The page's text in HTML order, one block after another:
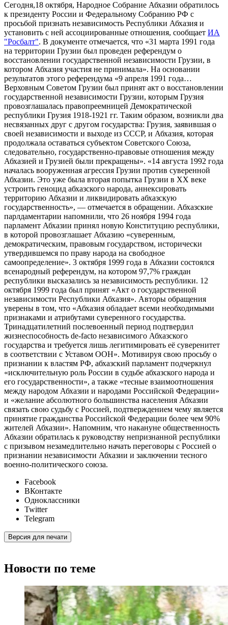
Сегодня,18 октября, Народное Собрание Абхазии обратилось
к президенту России и Федеральному Собранию РФ с
просьбой признать независимость Республики Абхазия и
установить с ней ассоциированные отношения, сообщает ИА
"Росбалт". В документе отмечается, что «31 марта 1991 года
на территории Грузии был проведен референдум о
восстановлении государственной независимости Грузии, в
котором Абхазия участия не принимала». На основании
результатов этого референдума «9 апреля 1991 года…
Верховным Советом Грузии был принят акт о восстановлении
государственной независимости Грузии, которым Грузия
провозглашалась правопреемницей Демократической
республики Грузия 1918-1921 гг. Таким образом, возникли два
несвязанных друг с другом государства: Грузия, заявившая о
своей независимости и выходе из СССР, и Абхазия, которая
продолжала оставаться субъектом Советского Союза,
следовательно, государственно-правовые отношения между
Абхазией и Грузией были прекращены». «14 августа 1992 года
началась вооруженная агрессия Грузии против суверенной
Абхазии. Это уже была вторая попытка Грузии в XX веке
устроить геноцид абхазского народа, аннексировать
территорию Абхазии и ликвидировать абхазскую
государственность», — отмечается в обращении. Абхазские
парлдаментарии напомнили, что 26 ноября 1994 года
парламент Абхазии принял новую Конституцию республики,
в которой провозглашает Абхазию «суверенным,
демократическим, правовым государством, исторически
утвердившемся по праву народа на свободное
самоопределение». 3 октября 1999 года в Абхазии состоялся
всенародный референдум, на котором 97,7% граждан
республики высказались за независимость республики. 12
октября 1999 года был принят «Акт о государственной
независимости Республики Абхазия». Авторы обращения
уверены в том, что «Абхазия обладает всеми необходимыми
признаками и атрибутами суверенного государства.
Тринадцатилетний послевоенный период подтвердил
жизнеспособность de-facto независимого Абхазского
государства и требуется лишь легитимировать её суверенитет
в соответствии с Уставом ООН». Мотивируя свою просьбу о
признании к властям РФ, абхазский парламент подчеркнул
«исключительную роль России в судьбе абхазского народа и
его государственности», а также «тесные взаимоотношения
между народом Абхазии и народами Российской Федерации»
и «желание абсолютного большинства населения Абхазии
связать свою судьбу с Россией, подтверждением чему является
принятие гражданства Российской Федерации более чем 90%
жителей Абхазии». Напомним, что накануне общественность
Абхазии обратилась к руководству непризнанной республики
с призывом незамедлительно начать переговоры с Россией о
признании независимости Абхазии и заключении тесного
военно-политического союза.
Facebook
ВКонтакте
Одноклассники
Twitter
Telegram
Версия для печати
Новости по теме